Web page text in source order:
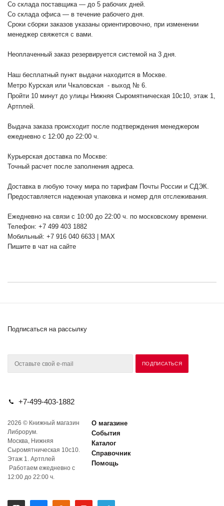
Со склада поставщика — до 5 рабочих дней.
Со склада офиса — в течение рабочего дня.
Сроки сборки заказов указаны ориентировочно, при изменении
менеджер свяжется с вами.
Неоплаченный заказ резервируется системой на 3 дня.
Наш бесплатный пункт выдачи находится в Москве.
Метро Курская или Чкаловская - выход № 6.
Пройти 10 минут до улицы Нижняя Сыромятническая 10с10, этаж 1,
Артплей.
Выдача заказа происходит после подтверждения менеджером
ежедневно с 12:00 до 22:00 ч.
Курьерская доставка по Москве:
Точный расчет после заполнения адреса.
Доставка в любую точку мира по тарифам Почты России и СДЭК.
Предоставляется надежная упаковка и номер для отслеживания.
Ежедневно на связи с 10:00 до 22:00 ч. по московскому времени.
Телефон: +7 499 403 1882
Мобильный: +7 916 040 6633 | MAX
Пишите в чат на сайте
Подписаться на рассылку
+7-499-403-1882
2026 © Книжный магазин
Либрорум.
Москва, Нижняя
Сыромятническая 10с10.
Этаж 1. Артплей
Работаем ежедневно с
12:00 до 22:00 ч.
О магазине
События
Каталог
Справочник
Помощь